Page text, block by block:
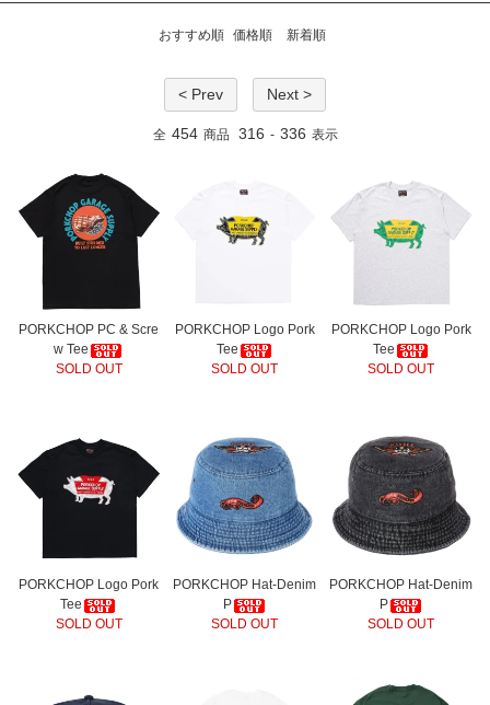
おすすめ順 価格順 新着順
< Prev Next >
全 454 商品 316 - 336 表示
PORKCHOP PC & Scre
w Tee
SOLD OUT
PORKCHOP Logo Pork
Tee
SOLD OUT
PORKCHOP Logo Pork
Tee
SOLD OUT
PORKCHOP Logo Pork
Tee
SOLD OUT
PORKCHOP Hat-Denim
P
SOLD OUT
PORKCHOP Hat-Denim
P
SOLD OUT